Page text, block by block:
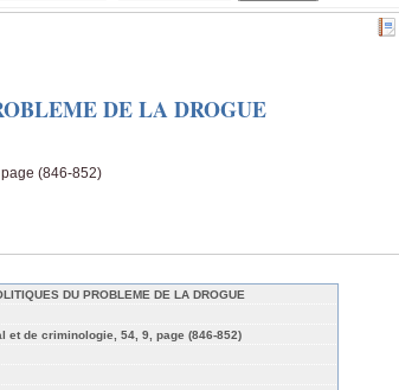
DE LA DROGUE
(846-852)
DU PROBLEME DE LA DROGUE
et de criminologie, 54, 9, page (846-852)